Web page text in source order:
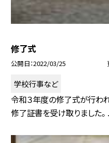
修了式
公開日 2022/03/25
学校行事など
令和３年度の修了式が行わ
修了証書を受け取りました。